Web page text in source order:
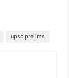
upsc prelims